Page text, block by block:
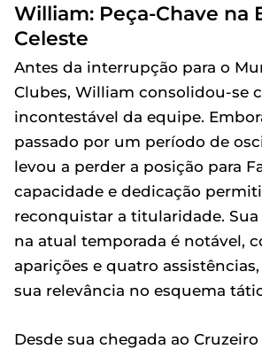
William: Peça-Chave na
Celeste
Antes da interrupção para o
Clubes, William consolidou-se
incontestável da equipe.
passado por um período de
levou a perder a posição para
capacidade e dedicação
reconquistar a titularidade.
na atual temporada é notável,
aparições e quatro
sua relevância no esquema
Desde sua chegada ao Cruzeiro